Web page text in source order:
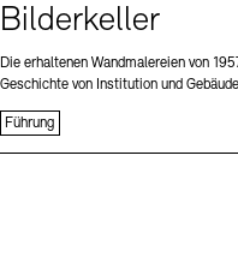
Bilderkeller
Die erhaltenen Wandmalereien von
Geschichte von Institution und
Führung